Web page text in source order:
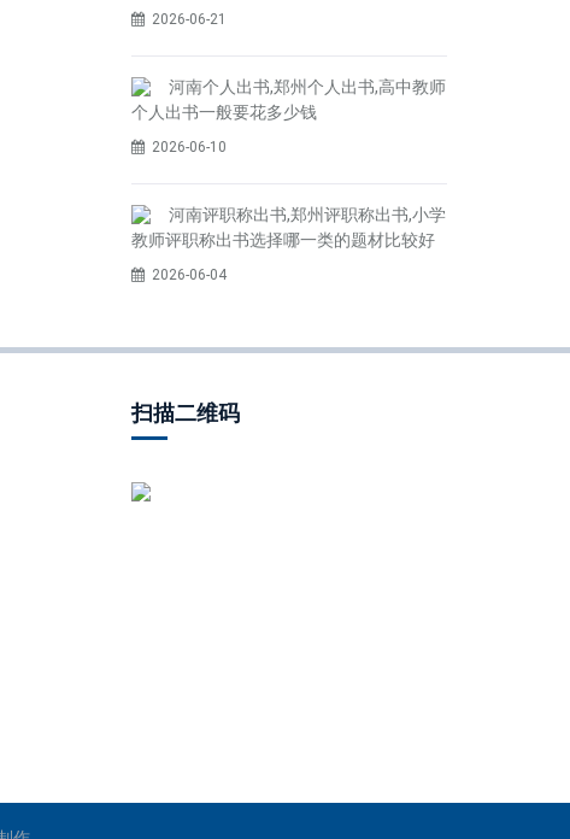
2026-06-21
河南个人出书,郑州个人出书,高中教师
个人出书一般要花多少钱
2026-06-10
河南评职称出书,郑州评职称出书,小学
教师评职称出书选择哪一类的题材比较好
2026-06-04
扫描二维码